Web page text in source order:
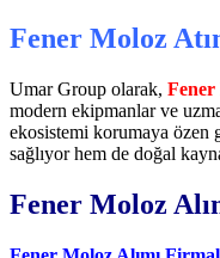
Fener Moloz
Umar Group olarak, Fener
modern ekipmanlar ve
ekosistemi korumaya özen
sağlıyor hem de doğal
Fener Moloz